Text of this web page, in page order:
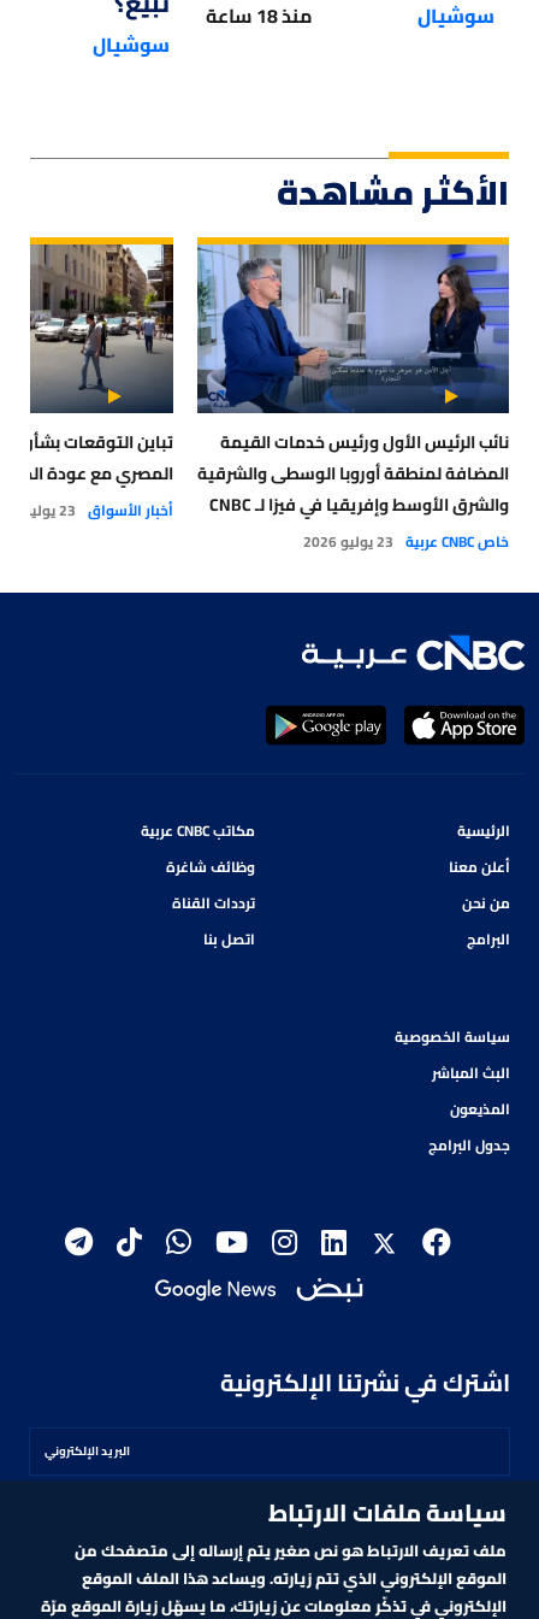
سوشيال منذ 18 ساعة
سوشيال
الأكثر مشاهدة
نائب الرئيس الأول ورئيس خدمات القيمة
المضافة لمنطقة أوروبا الوسطى والشرقية
والشرق الأوسط وإفريقيا في فيزا لـ CNBC
عربية: الذكاء الاصطناعي و العملات
مشهد التجارة والمدفوعات
خاص CNBC عربية 23 يوليو 2026
تباين التوقعات بشأن
المصري مع عودة الحرب
أخبار الأسواق 23 يوليو 2026
الرئيسية
أعلن معنا
من نحن
البرامج
مكاتب CNBC عربية
وظائف شاغرة
ترددات القناة
اتصل بنا
سياسة الخصوصية
البث المباشر
المذيعون
جدول البرامج
اشترك في نشرتنا الإلكترونية
اشترك
سياسة ملفات الارتباط
ملف تعريف الارتباط هو نص صغير يتم إرساله إلى متصفحك من
الموقع الإلكتروني الذي تتم زيارته. ويساعد هذا الملف الموقع
الإلكتروني في تذكّر معلومات عن زيارتك، ما يسهّل زيارة الموقع مرّة